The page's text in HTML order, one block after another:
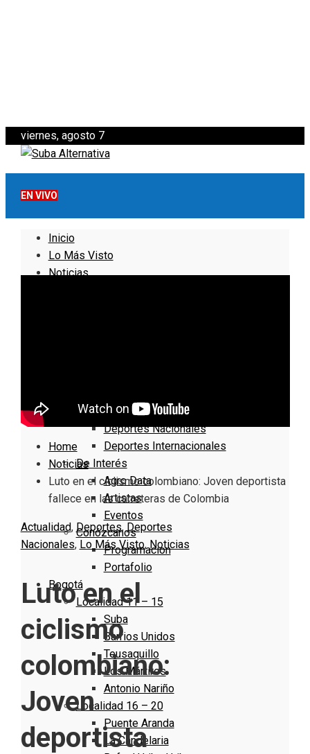
viernes, agosto 7
EN VIVO
Inicio
Lo Más Visto
Noticias
Deportes Locales
Deportes Nacionales
Deportes Internacionales
De Interés
Agro Data
Artistas
Eventos
Conózcanos
Programacion
Portafolio
Bogotá
Localidad 11 – 15
Suba
Barrios Unidos
Teusaquillo
Los Mártires
Antonio Nariño
Localidad 16 – 20
Puente Aranda
La Candelaria
Home
Noticias
Luto en el ciclismo colombiano: Joven deportista
fallece en las carreteras de Colombia
Actualidad, Deportes, Deportes
Nacionales, Lo Más Visto, Noticias
Luto en el
ciclismo
colombiano:
Joven
deportista